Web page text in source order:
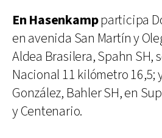
En Hasenkampparticipa
en avenida San Martín y
Aldea Brasilera, Spahn SH,
Nacional 11 kilómetro 16,5;
González, Bahler SH, en
y Centenario.